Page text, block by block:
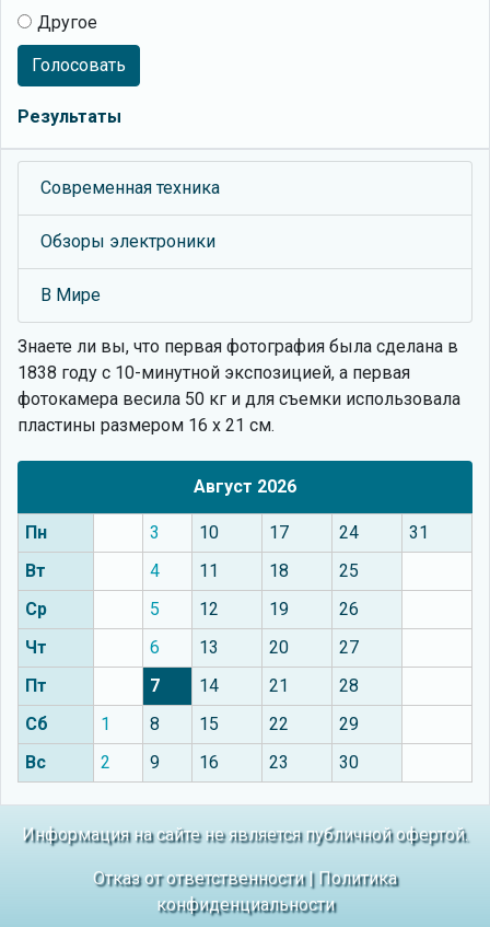
Другое
Голосовать
Результаты
Современная техника
Обзоры электроники
В Мире
Знаете ли вы, что первая фотография была сделана в
1838 году с 10-минутной экспозицией, а первая
фотокамера весила 50 кг и для съемки использовала
пластины размером 16 х 21 см.
Август 2026
Пн 3 10 17 24
31
Вт
4 11 18
25
Ср
5 12 19
26
Чт
6 13 20
27
Пт
7 14 21
28
Сб
1 8 15 22
29
Вс
2 9 16 23 30
Информация на сайте не является публичной офертой.
Отказ от ответственности| Политика
конфиденциальности